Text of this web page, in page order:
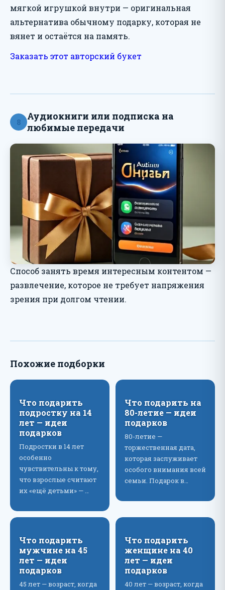
мягкой игрушкой внутри — оригинальная
альтернатива обычному подарку, которая не
вянет и остаётся на память.
Заказать этот авторский букет
8
Аудиокниги или подписка на
любимые передачи
Способ занять время интересным контентом —
развлечение, которое не требует напряжения
зрения при долгом чтении.
Похожие подборки
Что подарить
подростку на 14
лет — идеи
подарков
Подростки в 14 лет
особенно
чувствительны к тому,
что взрослые считают
их «ещё детьми» — …
Что подарить на
80-летие — идеи
подарков
80-летие —
торжественная дата,
которая заслуживает
особого внимания всей
семьи. Подарок в…
Что подарить
мужчине на 45
лет — идеи
подарков
45 лет — возраст, когда
Что подарить
женщине на 40
лет — идеи
подарков
40 лет — возраст, когда